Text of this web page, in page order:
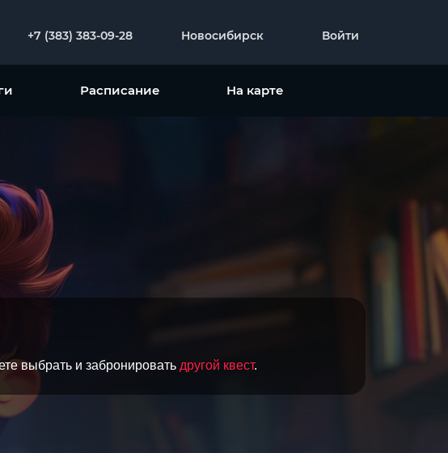
+7 (383) 383-09-28 Новосибирск Войти
Расписание На карте
выбрать и забронировать другой квест.